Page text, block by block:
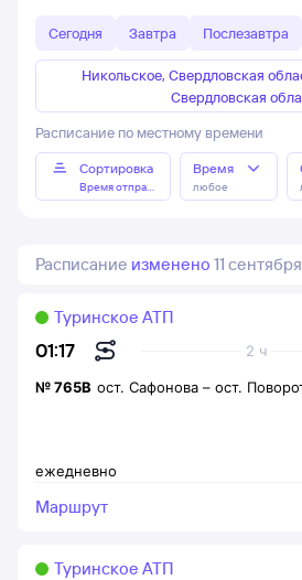
Сегодня Завтра Послезавтра
Никольское, Свердловская
Свердловская
Расписание по местному времени
Сортировка
Время отправления
Время
любое
Расписание изменено 11
01:17 2 ч
Туринское АТП
ежедневно
№765В ост. Сафонова – ост.
Маршрут
Туринское АТП